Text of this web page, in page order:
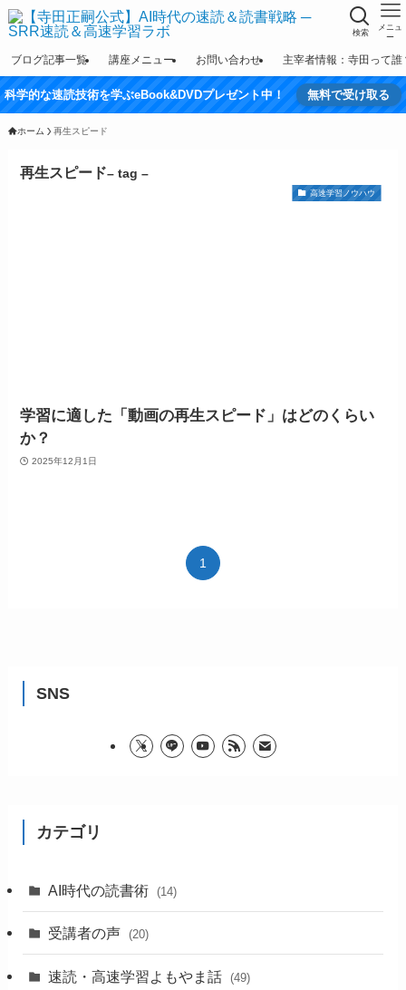
検索
メニュ
ー
ブログ記事一覧 講座メニュー お問い合わせ 主宰者情報：寺田って誰
科学的な速読技術を学ぶeBook&DVDプレゼント中！ 無料で受け取る
ホーム 再生スピード
再生スピード– tag –
高速学習ノウハウ
学習に適した「動画の再生スピード」はどのくらい
か？
2025年12月1日
1
SNS
カテゴリ
AI時代の読書術 (14)
受講者の声 (20)
速読・高速学習よもやま話 (49)